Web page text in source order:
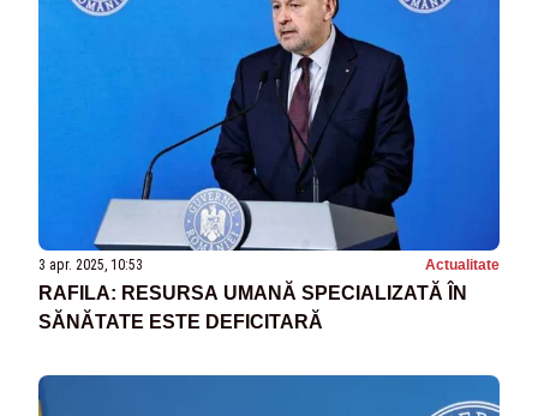
3 apr. 2025, 10:53 Actualitate
RAFILA: RESURSA UMANĂ SPECIALIZATĂ ÎN
SĂNĂTATE ESTE DEFICITARĂ